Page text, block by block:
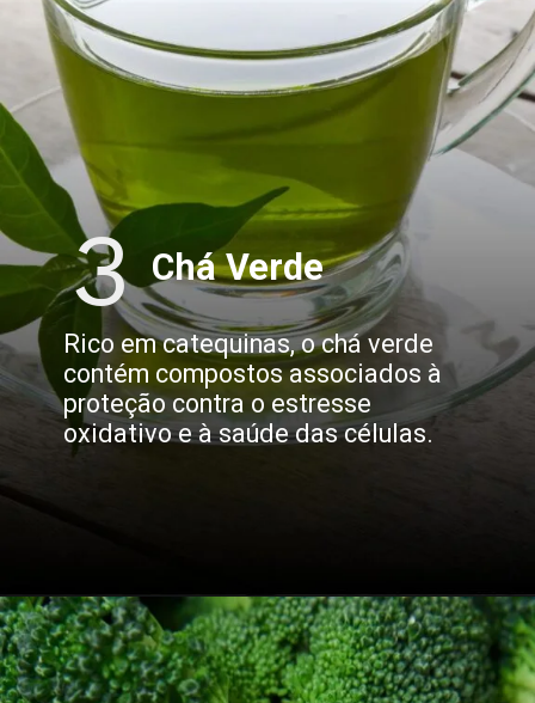
Rico em catequinas, o chá verde
contém compostos associados à
proteção contra o estresse
oxidativo e à saúde das células.
Chá Verde
3